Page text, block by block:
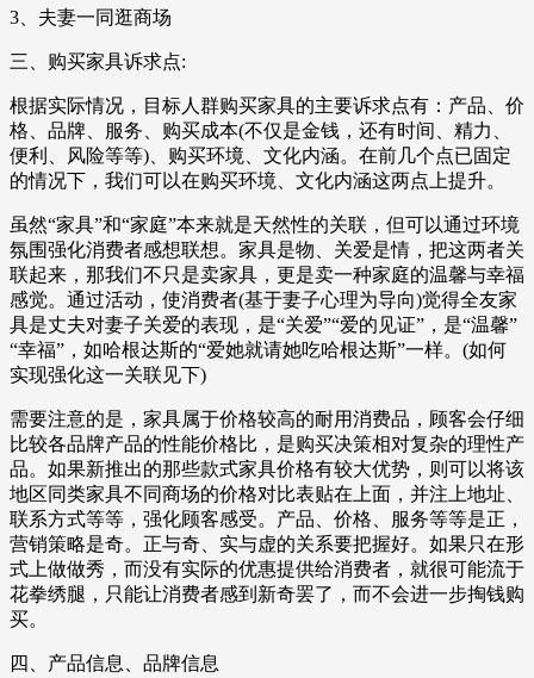
3、夫妻一同逛商场
三、购买家具诉求点:
根据实际情况，目标人群购买家具的主要诉求点有：产品、价
格、品牌、服务、购买成本(不仅是金钱，还有时间、精力、
便利、风险等等)、购买环境、文化内涵。在前几个点已固定
的情况下，我们可以在购买环境、文化内涵这两点上提升。
虽然“家具”和“家庭”本来就是天然性的关联，但可以通过环境
氛围强化消费者感想联想。家具是物、关爱是情，把这两者关
联起来，那我们不只是卖家具，更是卖一种家庭的温馨与幸福
感觉。通过活动，使消费者(基于妻子心理为导向)觉得全友家
具是丈夫对妻子关爱的表现，是“关爱”“爱的见证”，是“温馨”
“幸福”，如哈根达斯的“爱她就请她吃哈根达斯”一样。(如何
实现强化这一关联见下)
需要注意的是，家具属于价格较高的耐用消费品，顾客会仔细
比较各品牌产品的性能价格比，是购买决策相对复杂的理性产
品。如果新推出的那些款式家具价格有较大优势，则可以将该
地区同类家具不同商场的价格对比表贴在上面，并注上地址、
联系方式等等，强化顾客感受。产品、价格、服务等等是正，
营销策略是奇。正与奇、实与虚的关系要把握好。如果只在形
式上做做秀，而没有实际的优惠提供给消费者，就很可能流于
花拳绣腿，只能让消费者感到新奇罢了，而不会进一步掏钱购
买。
四、产品信息、品牌信息